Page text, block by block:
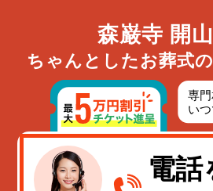
森巌寺 開
ちゃんとしたお葬式
電